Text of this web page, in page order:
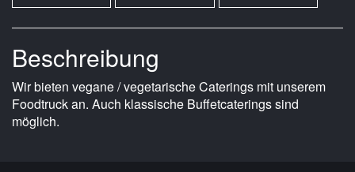
Beschreibung
Wir bieten vegane / vegetarische Caterings mit unserem
Foodtruck an. Auch klassische Buffetcaterings sind
möglich.